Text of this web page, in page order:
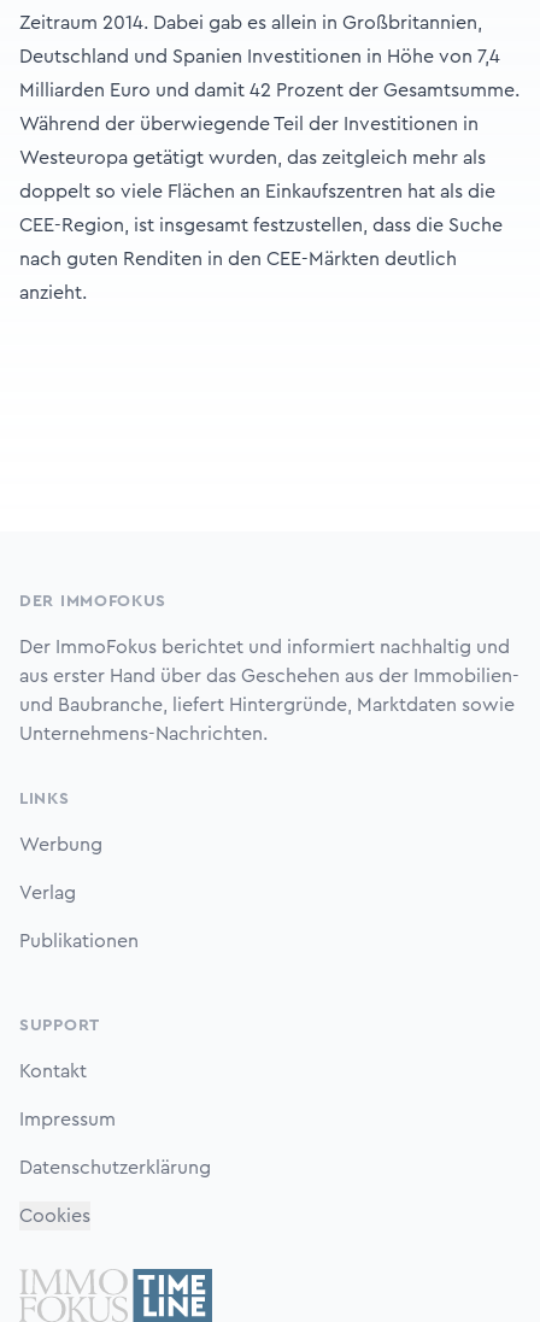
Zeitraum 2014. Dabei gab es allein in Großbritannien,
Deutschland und Spanien Investitionen in Höhe von 7,4
Milliarden Euro und damit 42 Prozent der Gesamtsumme.
Während der überwiegende Teil der Investitionen in
Westeuropa getätigt wurden, das zeitgleich mehr als
doppelt so viele Flächen an Einkaufszentren hat als die
CEE-Region, ist insgesamt festzustellen, dass die Suche
nach guten Renditen in den CEE-Märkten deutlich
anzieht.
DER IMMOFOKUS
Der ImmoFokus berichtet und informiert nachhaltig und
aus erster Hand über das Geschehen aus der Immobilien-
und Baubranche, liefert Hintergründe, Marktdaten sowie
Unternehmens-Nachrichten.
LINKS
Werbung
Verlag
Publikationen
SUPPORT
Kontakt
Impressum
Datenschutzerklärung
Cookies